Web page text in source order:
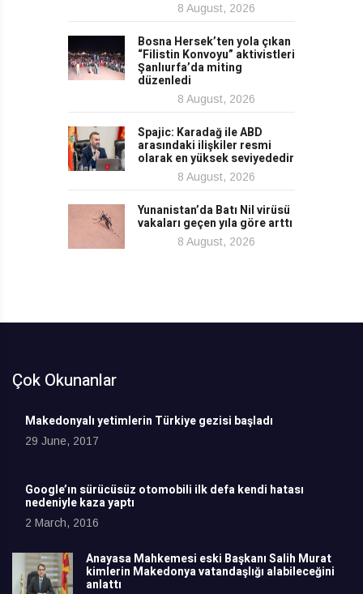
8 August, 2026
Bosna Hersek’ten yola çıkan
“Filistin Konvoyu” aktivistleri
Şanlıurfa’da miting
düzenledi
8 August, 2026
Spajic: Karadağ ile ABD
arasındaki ilişkiler resmi
olarak en yüksek seviyededir
8 August, 2026
Yunanistan’da Batı Nil virüsü
vakaları geçen yıla göre arttı
8 August, 2026
Çok Okunanlar
Makedonyalı yetimlerin Türkiye gezisi başladı
29 June, 2017
Google’ın sürücüsüz otomobili ilk defa kendi hatası
nedeniyle kaza yaptı
2 March, 2016
Anayasa Mahkemesi eski Başkanı Salih Murat
kimlerin Makedonya vatandaşlığı alabileceğini
anlattı